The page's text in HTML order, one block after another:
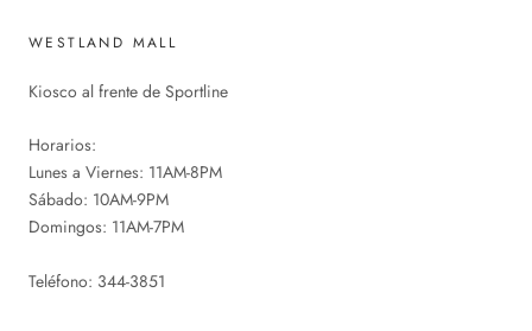
WESTLAND MALL
Kiosco al frente de Sportline
Horarios:
Lunes a Viernes: 11AM-8PM
Sábado: 10AM-9PM
Domingos: 11AM-7PM
Teléfono: 344-3851